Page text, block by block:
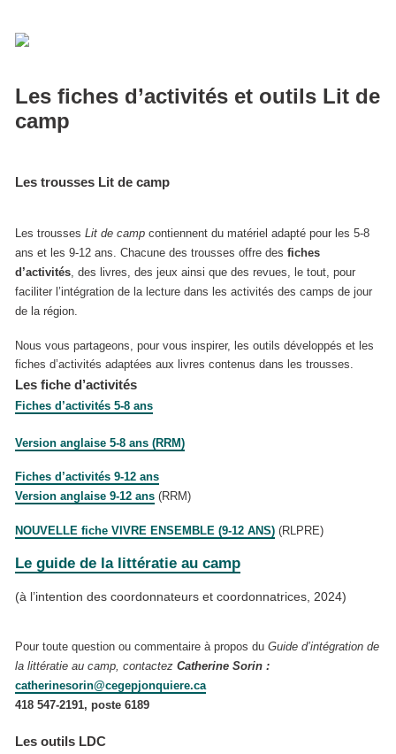
Les fiches d’activités et outils Lit de
camp
Les trousses Lit de camp
Les trousses Lit de camp contiennent du matériel adapté pour les 5-8
ans et les 9-12 ans. Chacune des trousses offre des fiches
d’activités, des livres, des jeux ainsi que des revues, le tout, pour
faciliter l’intégration de la lecture dans les activités des camps de jour
de la région.
Nous vous partageons, pour vous inspirer, les outils développés et les
fiches d’activités adaptées aux livres contenus dans les trousses.
Les fiche d’activités
Fiches d’activités 5-8 ans
Version anglaise 5-8 ans (RRM)
Fiches d’activités 9-12 ans
Version anglaise 9-12 ans (RRM)
NOUVELLE fiche VIVRE ENSEMBLE (9-12 ANS) (RLPRE)
Le guide de la littératie au camp
(à l’intention des coordonnateurs et coordonnatrices, 2024)
Pour toute question ou commentaire à propos du Guide d’intégration de
la littératie au camp, contactez Catherine Sorin :
catherinesorin@cegepjonquiere.ca
418 547-2191, poste 6189
Les outils LDC